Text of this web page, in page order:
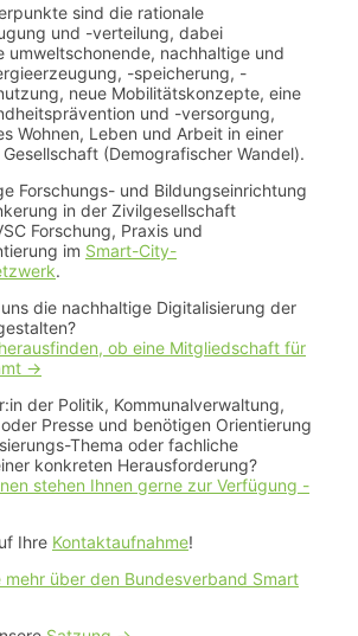
sind die rationale
und -verteilung, dabei
umweltschonende, nachhaltige und
-speicherung, -
neue Mobilitätskonzepte, eine
und -versorgung,
Wohnen, Leben und Arbeit in einer
(Demografischer Wandel).
Forschungs- und Bildungseinrichtung
in der Zivilgesellschaft
Forschung, Praxis und
im Smart-City-
.
die nachhaltige Digitalisierung der
ob eine Mitgliedschaft für
->
der Politik, Kommunalverwaltung,
Presse und benötigen Orientierung
Thema oder fachliche
konkreten Herausforderung?
stehen Ihnen gerne zur Verfügung -
Ihre Kontaktaufnahme!
mehr über den Bundesverband Smart